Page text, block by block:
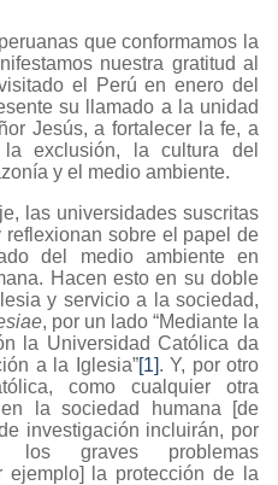
que conformamos la
nuestra gratitud al
el Perú en enero del
su llamado a la unidad
Jesús, a fortalecer la fe, a
exclusión, la cultura del
y el medio ambiente.
las universidades suscritas
sobre el papel de
del medio ambiente en
Hacen esto en su doble
y servicio a la sociedad,
, por un lado “Mediante la
la Universidad Católica da
a la Iglesia”[1]. Y, por otro
como cualquier otra
la sociedad humana [de
investigación incluirán, por
los graves problemas
ejemplo] la protección de la